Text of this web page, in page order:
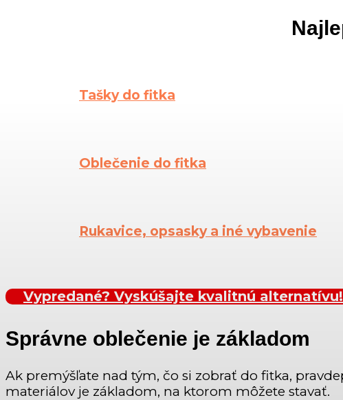
Tašky do fitka
Oblečenie do fitka
Rukavice, opsasky a iné vybavenie
Vypredané? Vyskúšajte kvalitnú alternatívu!
Správne oblečenie je základom
Ak premýšľate nad tým, čo si zobrať do fitka,
materiálov je základom, na ktorom môžete stavať.